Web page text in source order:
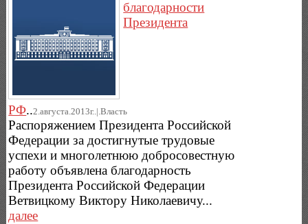
благодарности
Президента
РФ..2.августа.2013г..|.Власть
Распоряжением Президента Российской
Федерации за достигнутые трудовые
успехи и многолетнюю добросовестную
работу объявлена благодарность
Президента Российской Федерации
Ветвицкому Виктору Николаевичу...
далее